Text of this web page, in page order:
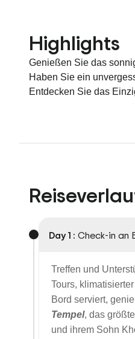
Highlights
Genießen Sie das
Haben Sie ein
Entdecken Sie das
Day 1 : Check-in an
Treffen und
Tours,
Bord serviert,
Tempel, das
und ihrem Sohn